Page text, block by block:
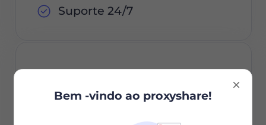
Suporte 24/7
1000G
Bem -vindo ao proxyshare!